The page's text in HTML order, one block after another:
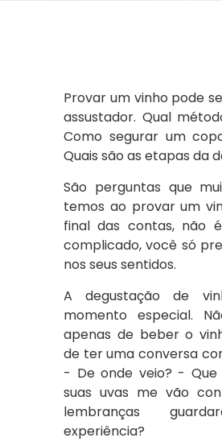
Provar um vinho pode
assustador. Qual
Como segurar um
Quais são as etapas da
São perguntas que
temos ao provar um
final das contas, não
complicado, você só
nos seus sentidos.
A degustação de
momento especial.
apenas de beber o
de ter uma conversa
- De onde veio? - Que
suas uvas me vão
lembranças
experiência?